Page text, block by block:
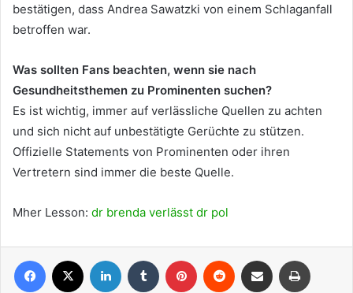
bestätigen, dass Andrea Sawatzki von einem Schlaganfall
betroffen war.
Was sollten Fans beachten, wenn sie nach
Gesundheitsthemen zu Prominenten suchen?
Es ist wichtig, immer auf verlässliche Quellen zu achten
und sich nicht auf unbestätigte Gerüchte zu stützen.
Offizielle Statements von Prominenten oder ihren
Vertretern sind immer die beste Quelle.
Mher Lesson: dr brenda verlässt dr pol
Facebook LinkedIn Tumblr Pinterest Reddit Share via Email